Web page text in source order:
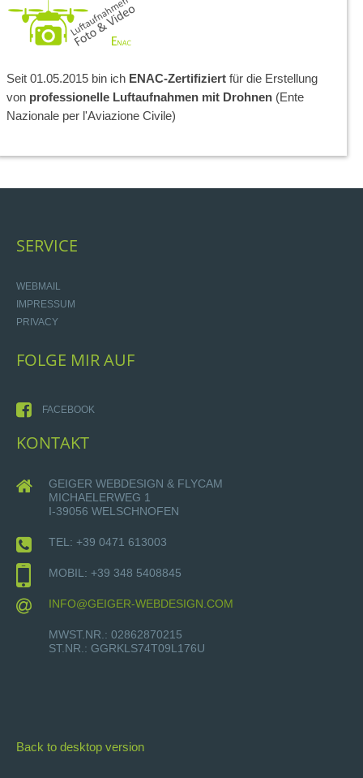
Seit 01.05.2015 bin ich ENAC-Zertifiziert für die Erstellung
von professionelle Luftaufnahmen mit Drohnen (Ente
Nazionale per l'Aviazione Civile)
SERVICE
WEBMAIL
IMPRESSUM
PRIVACY
FOLGE MIRAUF
FACEBOOK
KONTAKT
GEIGER WEBDESIGN & FLYCAM
MICHAELERWEG 1
I-39056 WELSCHNOFEN
TEL: +39 0471 613003
MOBIL: +39 348 5408845
INFO@GEIGER-WEBDESIGN.COM
MWST.NR.: 02862870215
ST.NR.: GGRKLS74T09L176U
Back to desktop version